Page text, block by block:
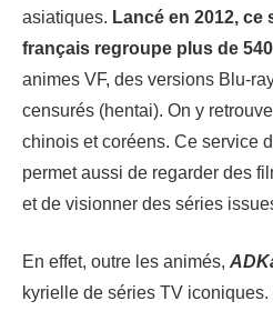
asiatiques. Lancé en 2012, ce
français regroupe plus de
animes VF, des versions Blu-
censurés (hentai). On y
chinois et coréens. Ce service
permet aussi de regarder des
et de visionner des séries
En effet, outre les animés,
kyrielle de séries TV